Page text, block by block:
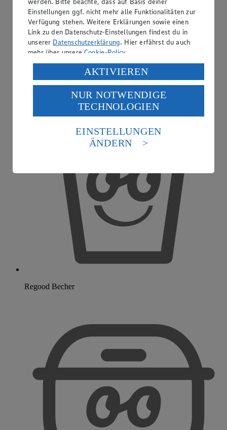
Regood Becher
Einstellungen ggf. nicht mehr alle Funktionalitäten zur
Verfügung stehen. Weitere Erklärungen sowie einen
Link zu den Datenschutz-Einstellungen findest du in
unserer Datenschutzerklärung. Hier erfährst du auch
mehr über unsereCookie-Policy.
Verarbeitung deiner personenbezogenen Daten in den
USA durch Facebook und YouTube:
Wenn du auf „Aktivieren“ klickst, willigst du im Sinne
des Art. 49 Abs. 1 Satz 1 lit. a) DSGVO ein, dass deine
Daten in den USA verarbeitet werden. Der EuGH sieht
die USA als Land mit einem nach europäischen
Standards nicht angemessenen Datenschutzniveau an.
Es besteht das Risiko eines Zugriffs durch US-
Informationen zum Herausgeber der Seite findest du
Impressum
AKTIVIEREN
NUR NOTWENDIGE
TECHNOLOGIEN
EINSTELLUNGEN
ÄNDERN